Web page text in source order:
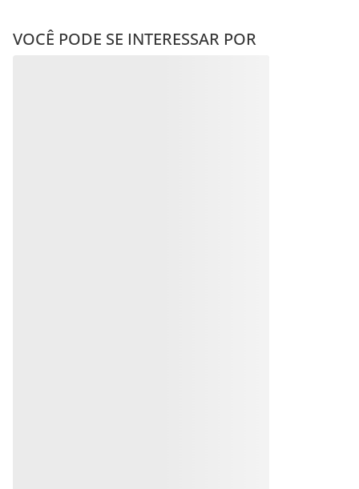
VOCÊ PODE SE INTERESSAR POR